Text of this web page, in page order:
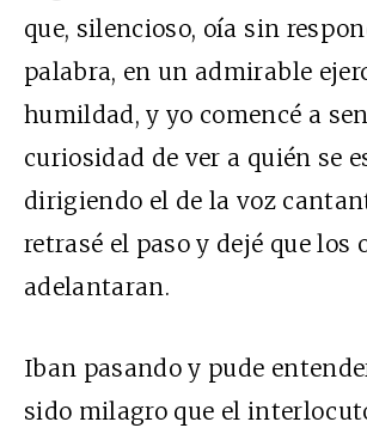
que, silencioso, oía sin
palabra, en un admirable
humildad, y yo comencé a
curiosidad de ver a quién se
dirigiendo el de la voz
retrasé el paso y dejé que los
adelantaran.
Iban pasando y pude
sido milagro que el